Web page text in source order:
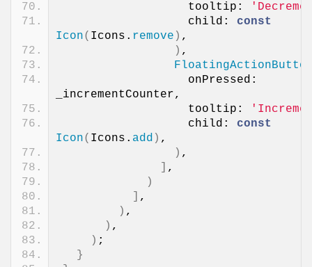
                  tooltip:
                  child:
const
Icon( Icons. remove ) ,
) ,
                  onPressed:
_incrementCounter,
                  tooltip:
                  child:
const
Icon( Icons. add ) ,
) ,
,
)
,
) ,
) ,
) ;
}